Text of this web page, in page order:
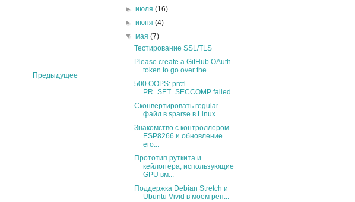
Предыдущее
►июля(16)
►июня(4)
▼мая(7)
Тестирование SSL/TLS
Please create a GitHub OAuth
token to go over the ...
500 OOPS: prctl
PR_SET_SECCOMP failed
Сконвертировать regular
файл в sparse в Linux
Знакомство с контроллером
ESP8266 и обновление
его...
Прототип руткита и
кейлоггера, использующие
GPU вм...
Поддержка Debian Stretch и
Ubuntu Vivid в моем реп...